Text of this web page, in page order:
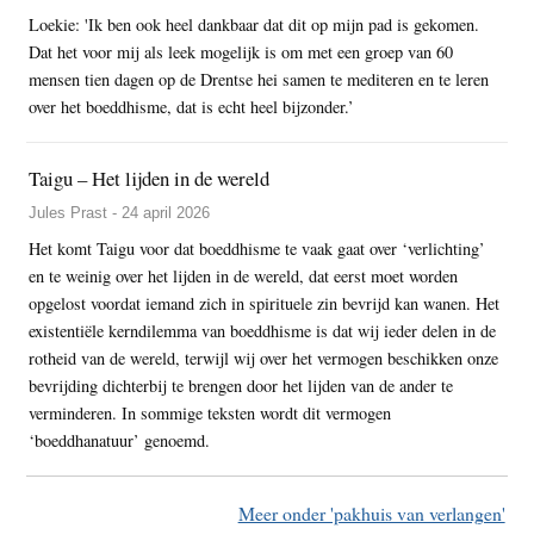
Loekie: 'Ik ben ook heel dankbaar dat dit op mijn pad is gekomen.
Dat het voor mij als leek mogelijk is om met een groep van 60
mensen tien dagen op de Drentse hei samen te mediteren en te leren
over het boeddhisme, dat is echt heel bijzonder.’
Taigu – Het lijden in de wereld
Jules Prast - 24 april 2026
Het komt Taigu voor dat boeddhisme te vaak gaat over ‘verlichting’
en te weinig over het lijden in de wereld, dat eerst moet worden
opgelost voordat iemand zich in spirituele zin bevrijd kan wanen. Het
existentiële kerndilemma van boeddhisme is dat wij ieder delen in de
rotheid van de wereld, terwijl wij over het vermogen beschikken onze
bevrijding dichterbij te brengen door het lijden van de ander te
verminderen. In sommige teksten wordt dit vermogen
‘boeddhanatuur’ genoemd.
Meer onder 'pakhuis van verlangen'